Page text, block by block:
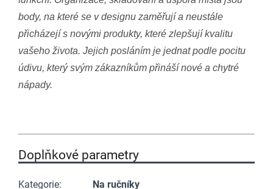
body, na které se v designu zaměřují a neustále
přicházejí s novými produkty, které zlepšují kvalitu
vašeho života. Jejich posláním je jednat podle pocitu
údivu, který svým zákazníkům přináší nové a chytré
nápady.
Doplňkové parametry
Kategorie: Na ručníky